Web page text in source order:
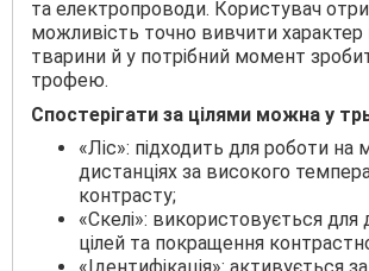
та електропроводи. Користувач
можливість точно вивчити характер
тварини й у потрібний момент
трофею.
Спостерігати за цілями можна у
«Ліс»: підходить для роботи на
дистанціях за високого
контрасту;
«Скелі»: використовується для
цілей та покращення